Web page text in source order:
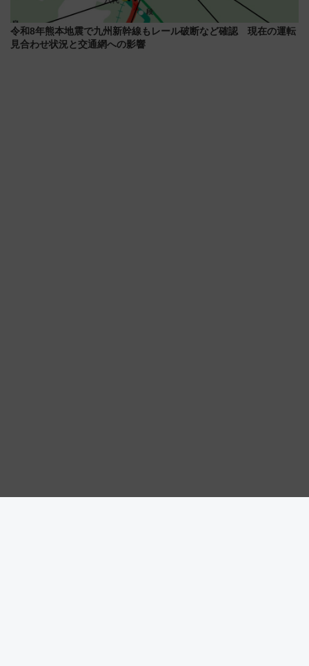
令和8年熊本地震で九州新幹線もレール破断など確認 現在の運転
見合わせ状況と交通網への影響